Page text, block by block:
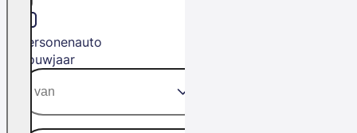
Personenauto
Bouwjaar